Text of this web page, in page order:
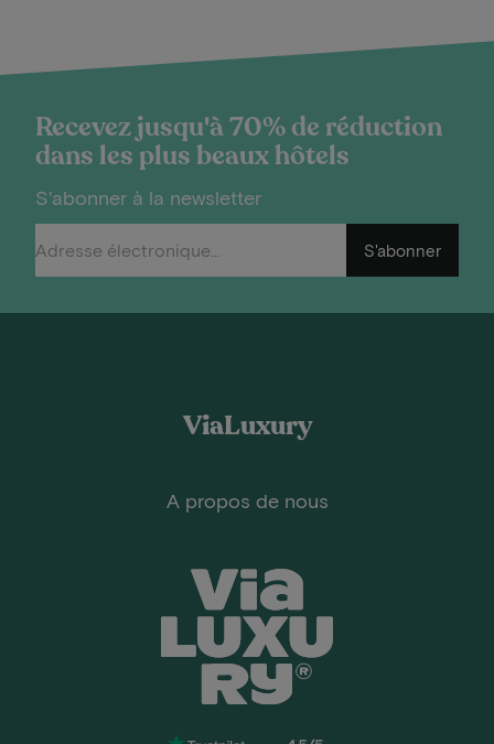
Recevez jusqu'à 70% de réduction
dans les plus beaux hôtels
S'abonner à la newsletter
S'abonner
ViaLuxury
A propos de nous